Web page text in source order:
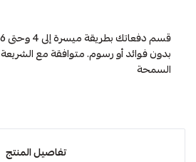
بدون فوائد أو رسوم. متوافقة مع الشريعة
السمحة
تفاصيل المنتج